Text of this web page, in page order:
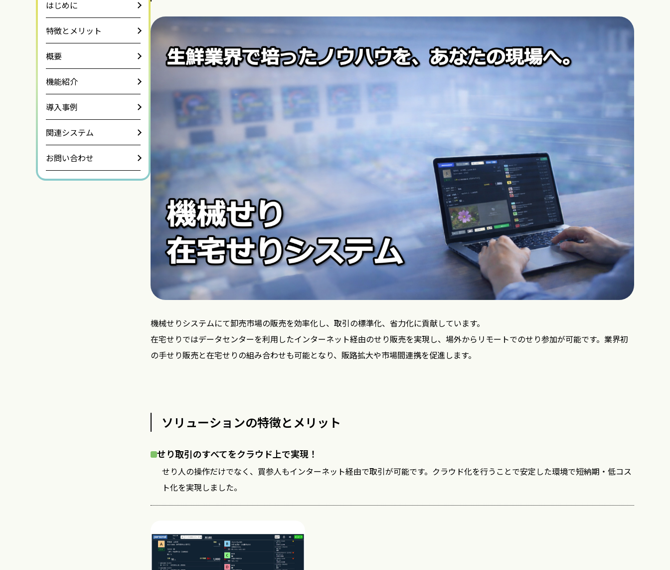
はじめに
特徴とメリット
概要
機能紹介
導入事例
関連システム
お問い合わせ
機械せりシステムにて卸売市場の販売を効率化し、取引の標準化、省力化に貢献しています。
在宅せりではデータセンターを利用したインターネット経由のせり販売を実現し、場外からリモートでのせり参加が可能です。業界初
の手せり販売と在宅せりの組み合わせも可能となり、販路拡大や市場間連携を促進します。
ソリューションの特徴とメリット
せり取引のすべてをクラウド上で実現！
せり人の操作だけでなく、買参人もインターネット経由で取引が可能です。クラウド化を行うことで安定した環境で短納期・低コス
ト化を実現しました。